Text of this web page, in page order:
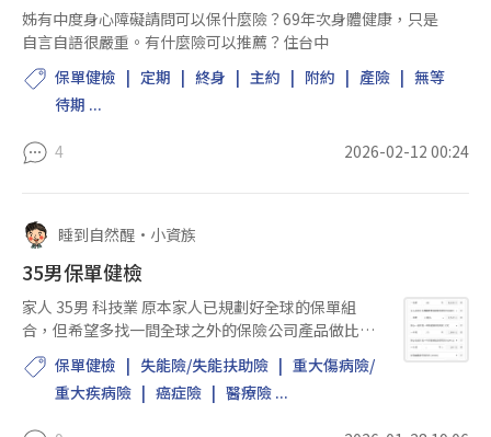
姊有中度身心障礙請問可以保什麼險？69年次身體健康，只是
自言自語很嚴重。有什麼險可以推薦？住台中
保單健檢
定期 終身 主約 附約 產險
無等
待期 ...
4 2026-02-12 00:24
睡到自然醒 • 小資族
35男保單健檢
家人 35男 科技業 原本家人已規劃好全球的保單組
合，但希望多找一間全球之外的保險公司產品做比
較，有其他間保險公司產品組合比附件圖片更好或不
同優勢嗎？ 需求：著重定期險、不還本、重大傷病、
第二間實支實付，...
保單健檢 失能險/失能扶助險
重大傷病險/
重大疾病險
癌症險 醫療險 ...